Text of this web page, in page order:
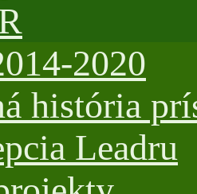
2020
história
Leadru